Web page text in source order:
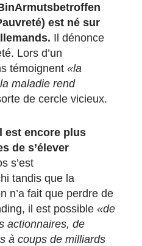
est né sur
Il dénonce
Lors d’un
témoignent «la
maladie rend
de cercle vicieux.
est encore plus
de s’élever
s’est
tandis que la
n’a fait que perdre de
il est possible «de
actionnaires, de
à coups de milliards